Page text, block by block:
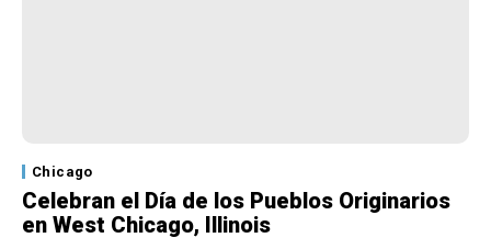
Chicago
Celebran el Día de los Pueblos Originarios
en West Chicago, Illinois